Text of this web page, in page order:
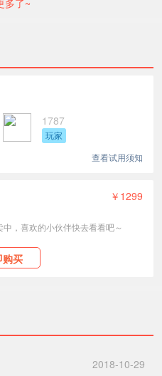
1787
玩家
查看试用须知
￥1299
，喜欢的小伙伴快去看看吧～
购买
2018-10-29